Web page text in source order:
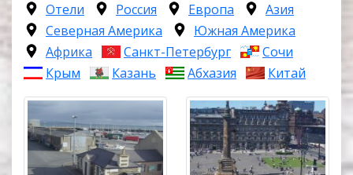
Отели Россия Европа
Азия
Северная Америка
Южная Америка
Африка
Санкт-Петербург
Сочи
Крым
Казань Абхазия Китай